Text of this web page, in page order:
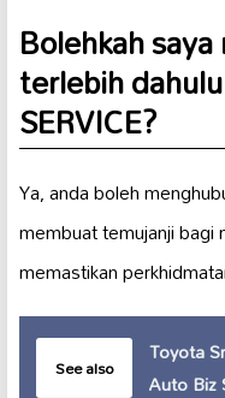
Bolehkah
terlebih
SERVICE?
Ya, anda boleh
membuat temujanji bagi
memastikan
See also
Toyota
Auto Biz